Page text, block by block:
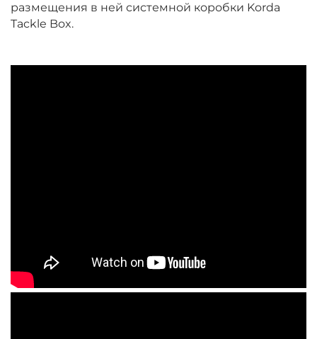
размещения в ней системной коробки Korda
Tackle Box.